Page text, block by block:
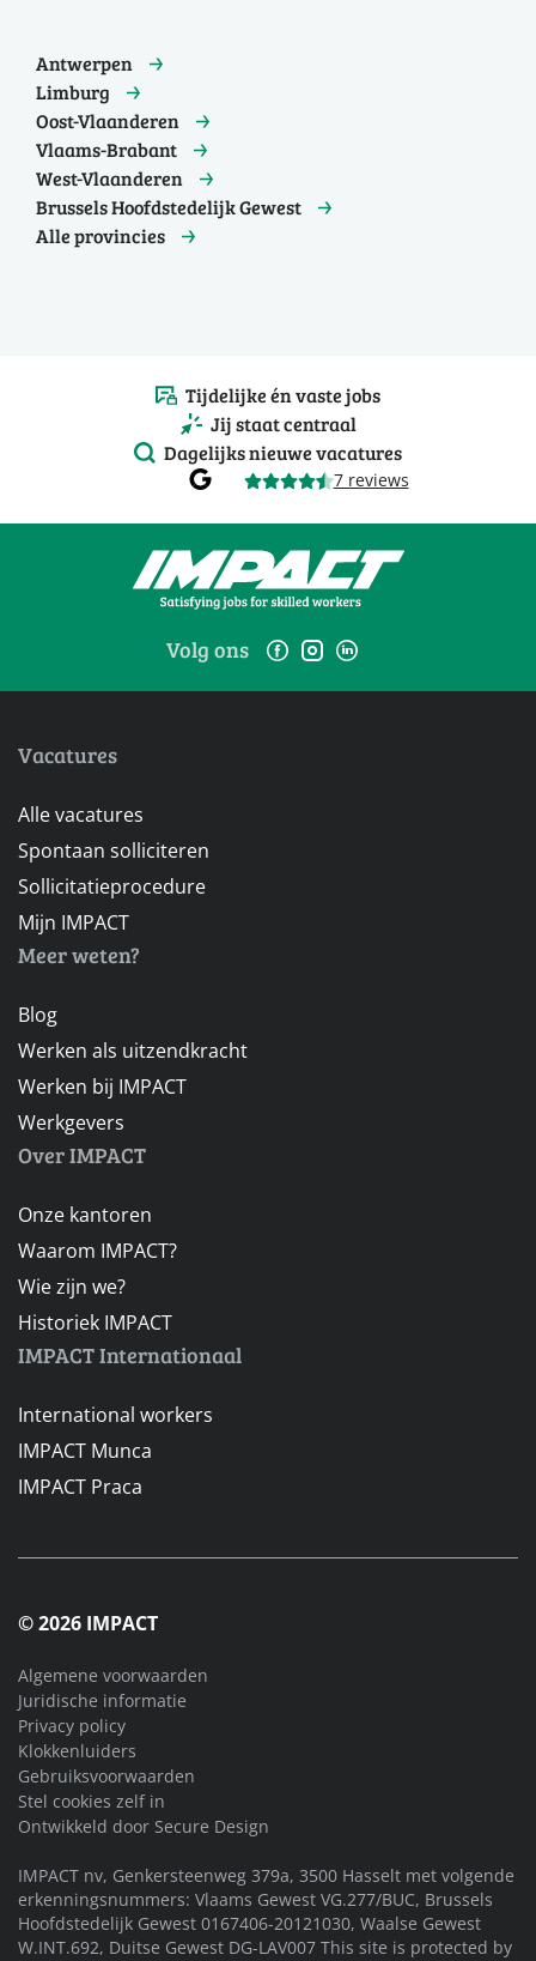
Antwerpen
Limburg
Oost-Vlaanderen
Vlaams-Brabant
West-Vlaanderen
Brussels Hoofdstedelijk Gewest
Alle provincies
Tijdelijke én vaste jobs
Jij staat centraal
Dagelijks nieuwe vacatures
7 reviews
Volg ons
Vacatures
Alle vacatures
Spontaan solliciteren
Sollicitatieprocedure
Mijn IMPACT
Meer weten?
Blog
Werken als uitzendkracht
Werken bij IMPACT
Werkgevers
Over IMPACT
Onze kantoren
Waarom IMPACT?
Wie zijn we?
Historiek IMPACT
IMPACT Internationaal
International workers
IMPACT Munca
IMPACT Praca
© 2026 IMPACT
Algemene voorwaarden
Juridische informatie
Privacy policy
Klokkenluiders
Gebruiksvoorwaarden
Stel cookies zelf in
Ontwikkeld door Secure Design
IMPACT nv, Genkersteenweg 379a, 3500 Hasselt met volgende
erkenningsnummers: Vlaams Gewest VG.277/BUC, Brussels
Hoofdstedelijk Gewest 0167406-20121030, Waalse Gewest
W.INT.692, Duitse Gewest DG-LAV007 This site is protected by